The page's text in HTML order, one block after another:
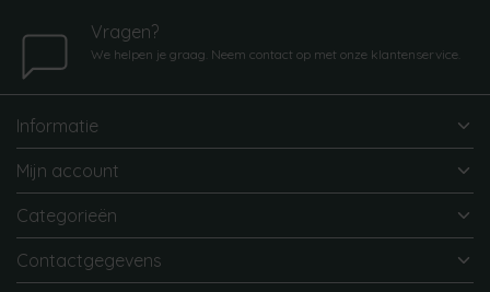
Vragen?
We helpen je graag. Neem contact op met onze klantenservice.
Informatie
Mijn account
Categorieën
Contactgegevens